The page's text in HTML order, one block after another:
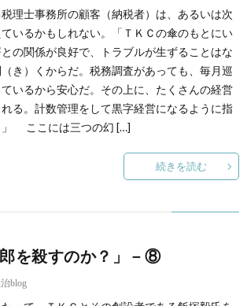
を
創
る
根
治
blog
会
社
案
理士事務所の顧客（納税者）は、あるいは次
いるかもしれない。「ＴＫＣの傘のもとにい
の関係が良好で、トラブルが生ずることはな
き）くからだ。税務調査があっても、毎月巡
いるから安心だ。その上に、たくさんの経営
る。計数管理をして黒字経営になるように指
」 ここには三つの幻 […]
続きを読む
郎を殺すのか？」－⑧
blog